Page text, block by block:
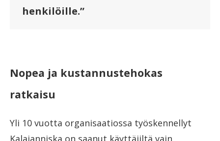
henkilöille.”
Nopea ja kustannustehokas
ratkaisu
Yli 10 vuotta organisaatiossa työskennellyt
Kalajanniska on saanut käyttäjiltä vain